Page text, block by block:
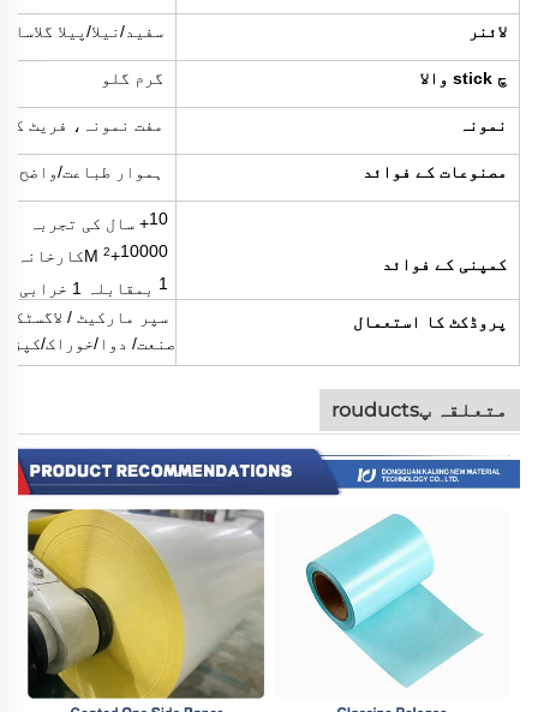
لائنر سفید/نیلا/پیلا
چ stick والا گرم گلو
نمونہ مفت نمونہ، فریٹ
مصنوعات کے فوائد ہموار طباعت/واضح
کمپنی کے فوائد
10+ سال کی تجربہ
10000+M
2
کارخانہ
1 بمقابلہ 1 خرابی کا حل
پروڈکٹ کا استعمال
سپر مارکیٹ /
صنعت/ دوا/خوراک/کپڑے
متعلقہ پrouducts